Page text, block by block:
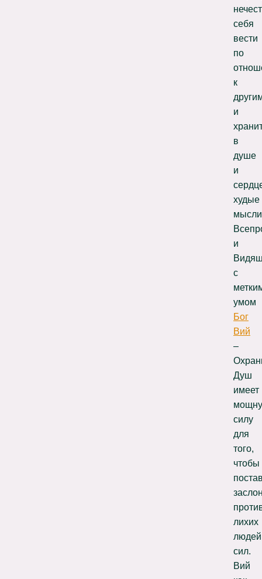
себя
вести
по
к
и
в
душе
и
худые
и
с
умом
Бог
Вий
–
Душ
имеет
силу
для
того,
чтобы
лихих
сил.
Вий